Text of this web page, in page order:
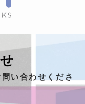
い合わせくださ